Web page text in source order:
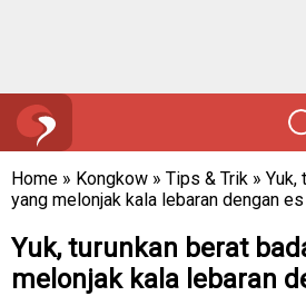
Home » Kongkow » Tips & Trik » Yuk,
yang melonjak kala lebaran dengan
Yuk, turunkan berat
melonjak kala lebaran